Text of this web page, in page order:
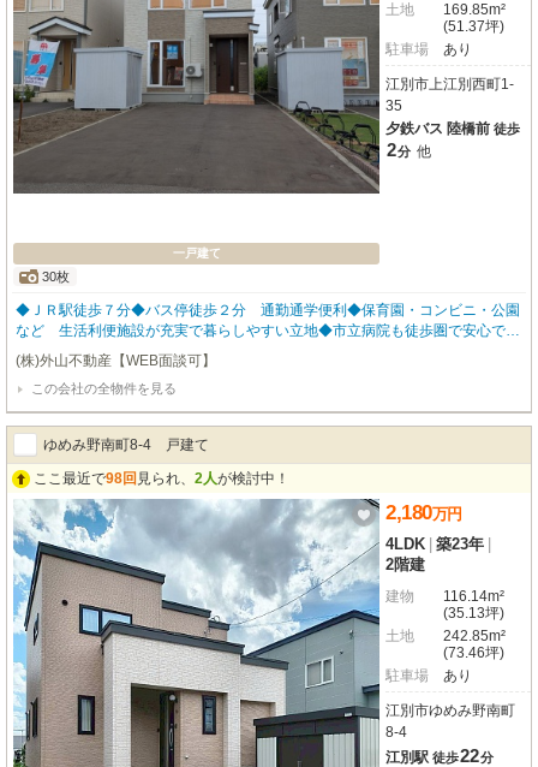
一戸建て
30枚
土地
169.85m²
(51.37坪)
駐車場
あり
江別市上江別西町1-
35
夕鉄バス 陸橋前 徒歩
2分 他
◆ＪＲ駅徒歩７分◆バス停徒歩２分 通勤通学便利◆保育園・コンビニ・公園
など 生活利便施設が充実で暮らしやすい立地◆市立病院も徒歩圏で安心で
す。◆2026年4月・8月リフォーム工事済み
(株)外山不動産【WEB面談可】
この会社の全物件を見る
ゆめみ野南町8-4 戸建て
ここ最近で98回 見られ、 2人が検討中！
2,180万円
4LDK 築23年
2階建
建物
116.14m²
(35.13坪)
土地
242.85m²
(73.46坪)
駐車場
あり
江別市ゆめみ野南町
8-4
江別駅 徒歩22分